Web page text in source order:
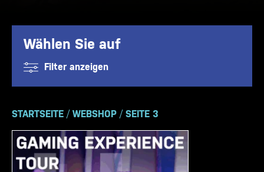
Wählen Sie auf
Filter anzeigen
STARTSEITE / WEBSHOP / SEITE 3